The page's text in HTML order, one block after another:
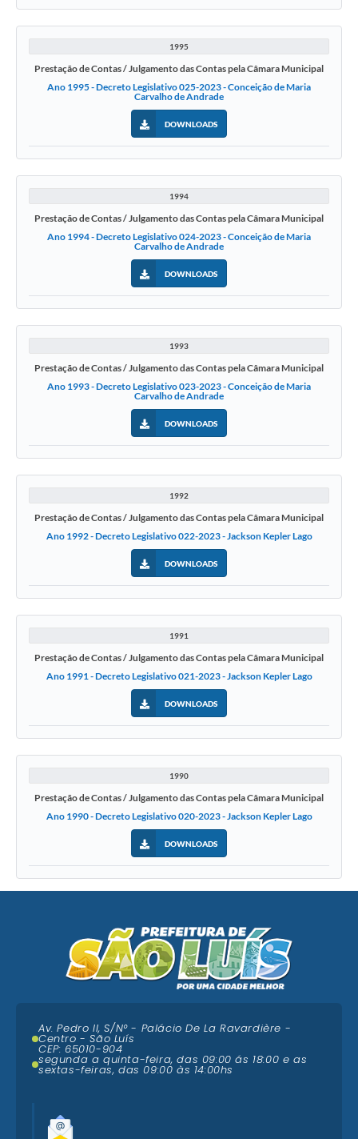
1995
Prestação de Contas / Julgamento das Contas pela Câmara Municipal
Ano 1995 - Decreto Legislativo 025-2023 - Conceição de Maria
Carvalho de Andrade
DOWNLOADS
1994
Prestação de Contas / Julgamento das Contas pela Câmara Municipal
Ano 1994 - Decreto Legislativo 024-2023 - Conceição de Maria
Carvalho de Andrade
DOWNLOADS
1993
Prestação de Contas / Julgamento das Contas pela Câmara Municipal
Ano 1993 - Decreto Legislativo 023-2023 - Conceição de Maria
Carvalho de Andrade
DOWNLOADS
1992
Prestação de Contas / Julgamento das Contas pela Câmara Municipal
Ano 1992 - Decreto Legislativo 022-2023 - Jackson Kepler Lago
DOWNLOADS
1991
Prestação de Contas / Julgamento das Contas pela Câmara Municipal
Ano 1991 - Decreto Legislativo 021-2023 - Jackson Kepler Lago
DOWNLOADS
1990
Prestação de Contas / Julgamento das Contas pela Câmara Municipal
Ano 1990 - Decreto Legislativo 020-2023 - Jackson Kepler Lago
DOWNLOADS
Av. Pedro II, S/N° - Palácio De La Ravardière -
Centro - São Luís
CEP: 65010-904
segunda a quinta-feira, das 09:00 ás 18:00 e as
sextas-feiras, das 09:00 às 14:00hs